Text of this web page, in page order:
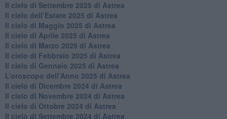
Il cielo di Settembre 2025 di Astrea
Il cielo dell’Estate 2025 di Astrea
​Il cielo di Maggio 2025 di Astrea
​Il cielo di Aprile 2025 di Astrea
Il cielo di Marzo 2025 di Astrea
​Il cielo di Febbraio 2025 di Astrea
Il cielo di Gennaio 2025 di Astrea
​L’oroscopo dell’Anno 2025 di Astrea
​Il cielo di Dicembre 2024 di Astrea
Il cielo di Novembre 2024 di Astrea
​Il cielo di Ottobre 2024 di Astrea
​Il cielo di Settembre 2024 di Astrea